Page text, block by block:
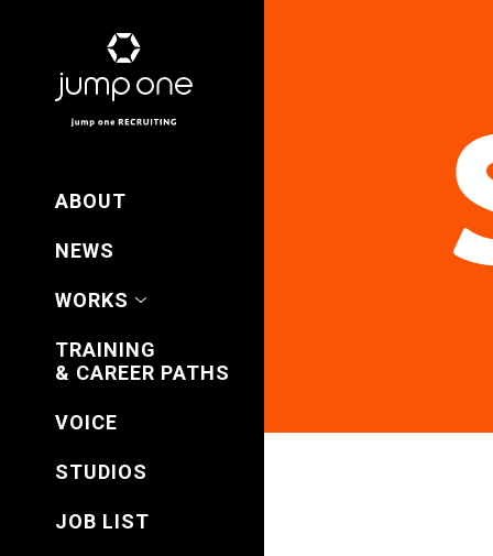
ABOUT
NEWS
WORKS
TRAINING
& CAREER PATHS
VOICE
STUDIOS
JOB LIST